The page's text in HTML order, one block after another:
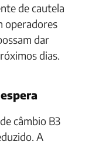
de cautela
operadores
dar
dias.
câmbio B3
A